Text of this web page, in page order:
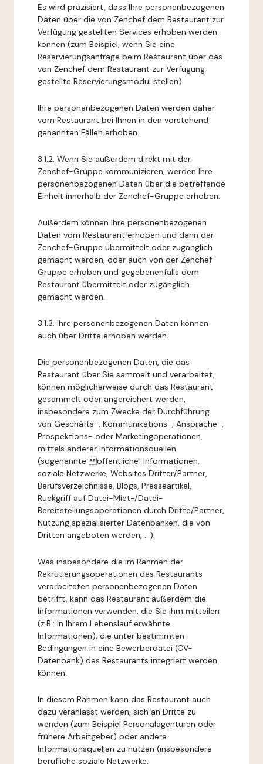
Es wird präzisiert, dass Ihre personenbezogenen
Daten über die von Zenchef dem Restaurant zur
Verfügung gestellten Services erhoben werden
können (zum Beispiel, wenn Sie eine
Reservierungsanfrage beim Restaurant über das
von Zenchef dem Restaurant zur Verfügung
gestellte Reservierungsmodul stellen).
Ihre personenbezogenen Daten werden daher
vom Restaurant bei Ihnen in den vorstehend
genannten Fällen erhoben.
3.1.2. Wenn Sie außerdem direkt mit der
Zenchef-Gruppe kommunizieren, werden Ihre
personenbezogenen Daten über die betreffende
Einheit innerhalb der Zenchef-Gruppe erhoben.
Außerdem können Ihre personenbezogenen
Daten vom Restaurant erhoben und dann der
Zenchef-Gruppe übermittelt oder zugänglich
gemacht werden, oder auch von der Zenchef-
Gruppe erhoben und gegebenenfalls dem
Restaurant übermittelt oder zugänglich
gemacht werden.
3.1.3. Ihre personenbezogenen Daten können
auch über Dritte erhoben werden.
Die personenbezogenen Daten, die das
Restaurant über Sie sammelt und verarbeitet,
können möglicherweise durch das Restaurant
gesammelt oder angereichert werden,
insbesondere zum Zwecke der Durchführung
von Geschäfts-, Kommunikations-, Ansprache-,
Prospektions- oder Marketingoperationen,
mittels anderer Informationsquellen
(sogenannte öffentliche" Informationen,
soziale Netzwerke, Websites Dritter/Partner,
Berufsverzeichnisse, Blogs, Presseartikel,
Rückgriff auf Datei-Miet-/Datei-
Bereitstellungsoperationen durch Dritte/Partner,
Nutzung spezialisierter Datenbanken, die von
Dritten angeboten werden, ...).
Was insbesondere die im Rahmen der
Rekrutierungsoperationen des Restaurants
verarbeiteten personenbezogenen Daten
betrifft, kann das Restaurant außerdem die
Informationen verwenden, die Sie ihm mitteilen
(z.B.: in Ihrem Lebenslauf erwähnte
Informationen), die unter bestimmten
Bedingungen in eine Bewerberdatei (CV-
Datenbank) des Restaurants integriert werden
können.
In diesem Rahmen kann das Restaurant auch
dazu veranlasst werden, sich an Dritte zu
wenden (zum Beispiel Personalagenturen oder
frühere Arbeitgeber) oder andere
Informationsquellen zu nutzen (insbesondere
berufliche soziale Netzwerke,